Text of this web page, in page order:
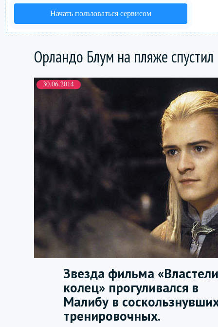
Начать пользоваться сервисом
Орландо Блум на пляже
30.06.2014
Звезда фильма
колец» прогуливался в
Малибу в
тренировочных.